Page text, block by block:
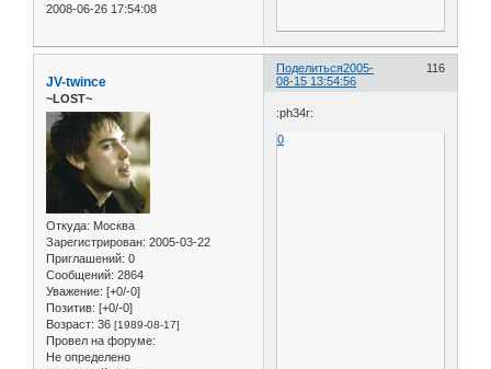
2008-06-26 17:54:08
Поделиться 116
2005-
08-15 13:54:56
JV-twince
~LOST~
Откуда: Москва
Зарегистрирован: 2005-03-22
Приглашений: 0
Сообщений: 2864
Уважение: [+0/-0]
Позитив: [+0/-0]
Возраст: 36 [1989-08-17]
Провел на форуме:
Не определено
:ph34r:
0